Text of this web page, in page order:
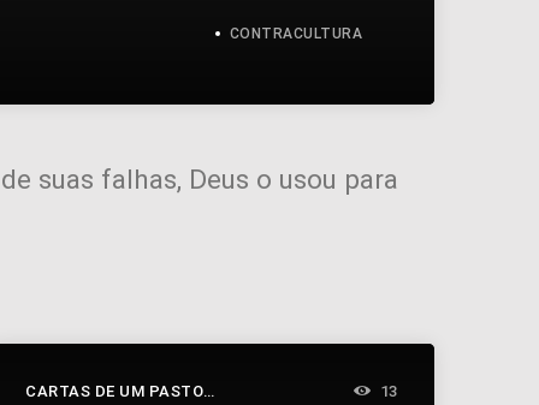
CONTRACULTURA
suas falhas, Deus o usou para
CARTAS DE UM PASTOR
13